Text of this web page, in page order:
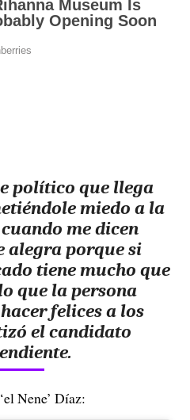
político que llega
miedo a la
me dicen
alegra porque si
tiene mucho que
que la persona
felices a los
el candidato
Nene’ Díaz: